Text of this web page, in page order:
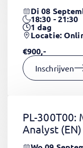
Di 08
18:30 - 21:30
1dag
Locatie:
€900,-
Inschrijven
PL-300T00:
Analyst (EN)